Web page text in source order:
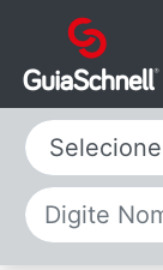
Selecione a